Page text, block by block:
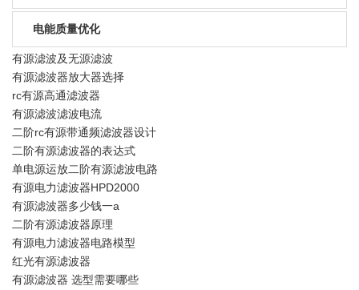
电能质量优化
有源滤波及无源滤波
有源滤波器放大器选择
rc有源高通滤波器
有源滤波滤波电流
二阶rc有源带通频滤波器设计
二阶有源滤波器的表达式
单电源运放二阶有源滤波电路
有源电力滤波器HPD2000
有源滤波器多少钱一a
二阶有源滤波器原理
有源电力滤波器电路模型
红光有源滤波器
有源滤波器 选型需要哪些